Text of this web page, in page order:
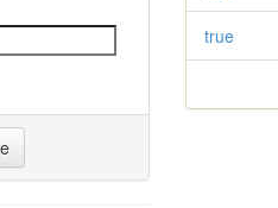
true